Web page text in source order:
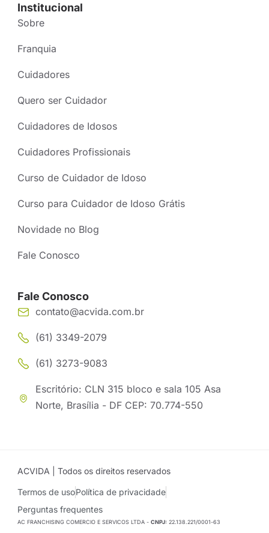
Institucional
Sobre
Franquia
Cuidadores
Quero ser Cuidador
Cuidadores de Idosos
Cuidadores Profissionais
Curso de Cuidador de Idoso
Curso para Cuidador de Idoso Grátis
Novidade no Blog
Fale Conosco
Fale Conosco
contato@acvida.com.br
(61) 3349-2079
(61) 3273-9083
Escritório: CLN 315 bloco e sala 105 Asa
Norte, Brasília - DF CEP: 70.774-550
ACVIDA | Todos os direitos reservados
Termos de usoPolítica de privacidade
Perguntas frequentes
AC FRANCHISING COMERCIO E SERVICOS LTDA - CNPJ: 22.138.221/0001-63